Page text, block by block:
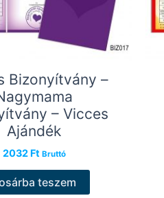
Bizonyítvány –
– Vicces
Ajándék
2032 Ft Bruttó
teszem